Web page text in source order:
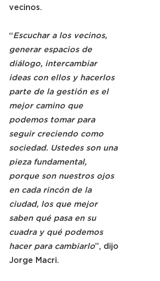
vecinos.
“Escuchar a los vecinos,
generar espacios de
diálogo, intercambiar
ideas con ellos y hacerlos
parte de la gestión es el
mejor camino que
podemos tomar para
seguir creciendo como
sociedad. Ustedes son una
pieza fundamental,
porque son nuestros ojos
en cada rincón de la
ciudad, los que mejor
saben qué pasa en su
cuadra y qué podemos
hacer para cambiarlo”, dijo
Jorge Macri.